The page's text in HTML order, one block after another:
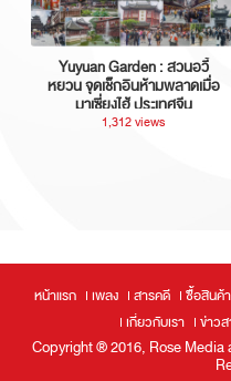
Yuyuan Garden : สวนอวี้
หยวน จุดเช็กอินห้ามพลาดเมื่อ
มาเซี่ยงไฮ้ ประเทศจีน
1,312 views
หน้าแรก เพลง สารคดี ซื้อสินค้า
เกี่ยวกับเรา
ข่าว
Copyright ® 2016, Rose